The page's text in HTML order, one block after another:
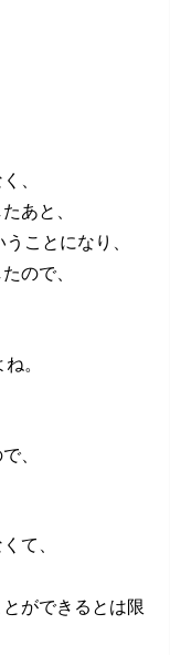
、
あと、
ことになり、
ので、
。
、
て、
ができるとは限